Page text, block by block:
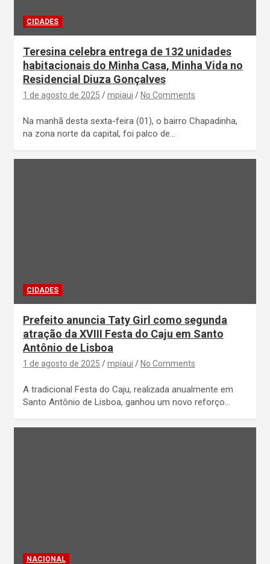
CIDADES
Teresina celebra entrega de 132 unidades
habitacionais do Minha Casa, Minha Vida no
Residencial Diuza Gonçalves
1 de agosto de 2025 mpiaui No Comments
Na manhã desta sexta-feira (01), o bairro Chapadinha,
na zona norte da capital, foi palco de…
CIDADES
Prefeito anuncia Taty Girl como segunda
atração da XVIII Festa do Caju em Santo
Antônio de Lisboa
1 de agosto de 2025 mpiaui No Comments
A tradicional Festa do Caju, realizada anualmente em
Santo Antônio de Lisboa, ganhou um novo reforço…
NACIONAL